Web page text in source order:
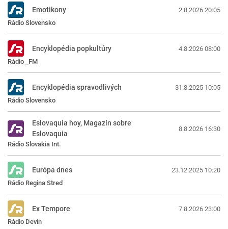
Rádio Slovensko
Emotikony 2.8.2026 20:05
Rádio _FM
Encyklopédia popkultúry 4.8.2026 08:00
Rádio Slovensko
Encyklopédia spravodlivých 31.8.2025 10:05
Rádio Slovakia Int.
Eslovaquia hoy, Magazín sobre
Eslovaquia
8.8.2026 16:30
Rádio Regina Stred
Európa dnes 23.12.2025 10:20
Rádio Devín
Ex Tempore 7.8.2026 23:00